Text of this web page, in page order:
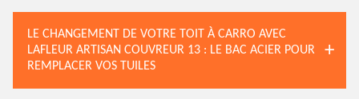
LE CHANGEMENT DE VOTRE TOIT À CARRO AVEC
LAFLEUR ARTISAN COUVREUR 13 : LE BAC ACIER POUR
REMPLACER VOS TUILES